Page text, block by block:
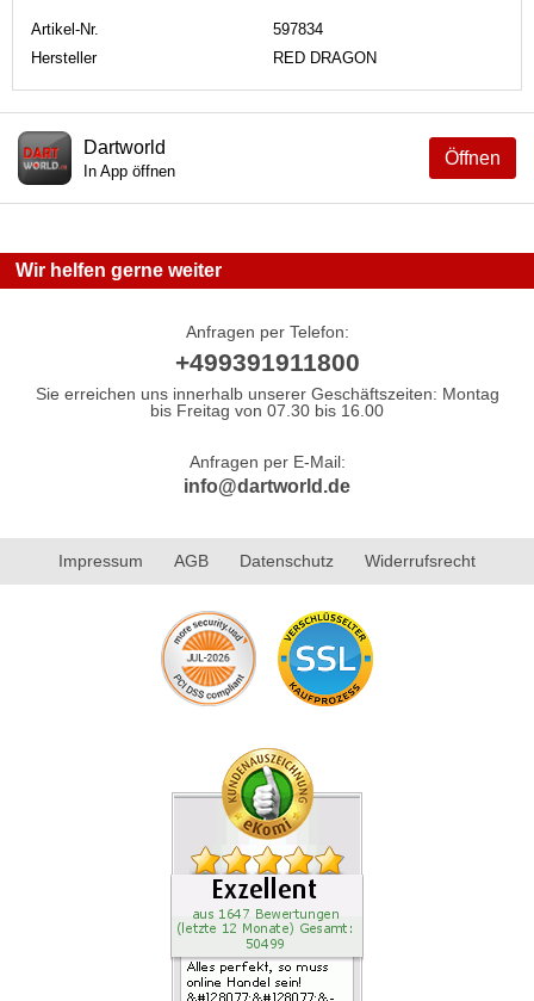
Artikel-Nr.
597834
Hersteller
RED DRAGON
Öffnen
Dartworld
In App öffnen
Wir helfen gerne weiter
Anfragen per Telefon:
+499391911800
Sie erreichen uns innerhalb unserer Geschäftszeiten: Montag
bis Freitag von 07.30 bis 16.00
Anfragen per E-Mail:
info@dartworld.de
Impressum AGB Datenschutz Widerrufsrecht